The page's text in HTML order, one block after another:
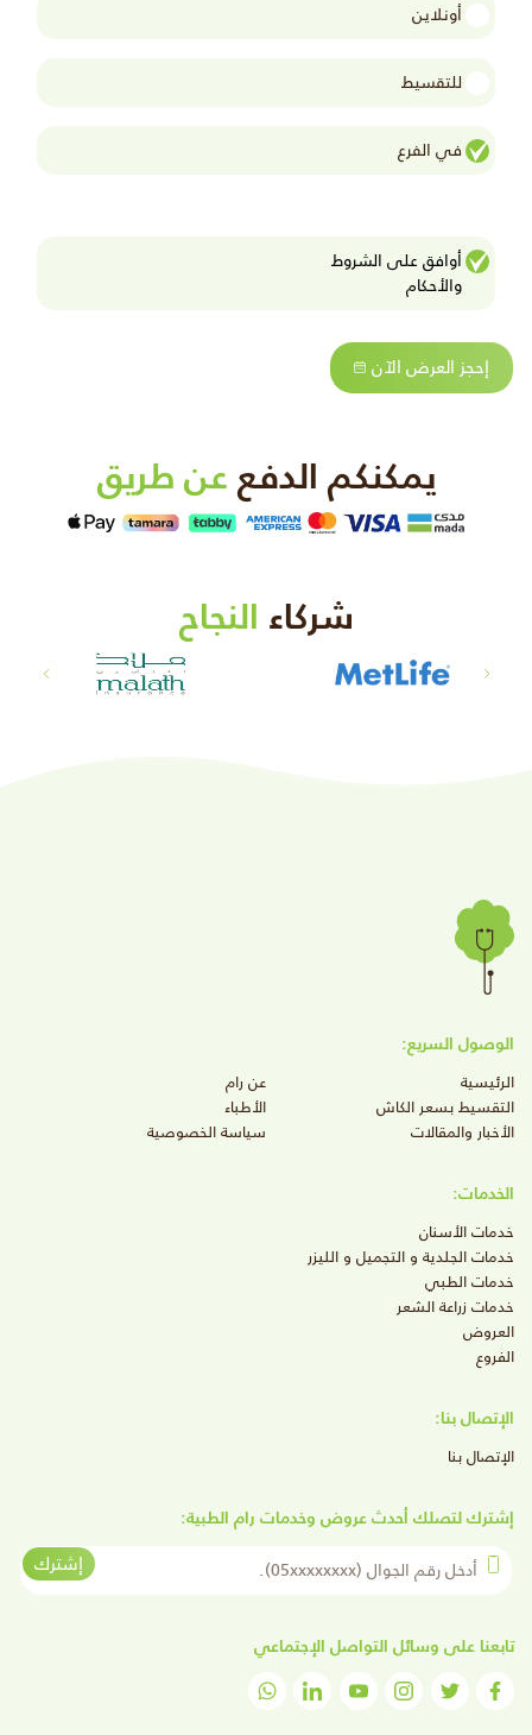
أونلاين
للتقسيط
في الفرع
أوافق على الشروط
واﻷحكام
إحجز العرض الآن
يمكنكم الدفععن طريق
شركاء النجاح
الوصول السريع:
الرئيسية
عن رام
التقسيط بسعر الكاش
الأطباء
الأخبار والمقالات
سياسة الخصوصية
الخدمات:
خدمات الأسنان
خدمات الجلدية و التجميل و الليزر
خدمات الطبي
خدمات زراعة الشعر
العروض
الفروع
الإتصال بنا:
الإتصال بنا
إشترك لتصلك أحدث عروض وخدمات رام الطبية:
أدخل رقم الجوال
إشترك
تابعنا على وسائل التواصل الإجتماعي